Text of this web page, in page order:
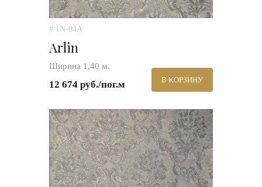
# 1N-04A
Arlin
Ширина 1,40 м.
12 674 руб./пог.м В КОРЗИНУ